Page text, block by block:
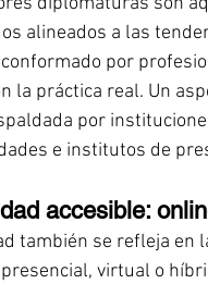
alineados a las
por
la práctica real. Un
por
e institutos de
accesible:
también se refleja en
virtual o